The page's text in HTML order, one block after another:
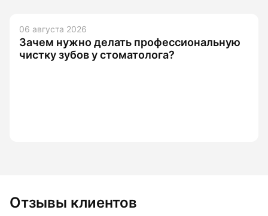
06 августа 2026
Зачем нужно делать профессиональную
чистку зубов у стоматолога?
Отзывы клиентов